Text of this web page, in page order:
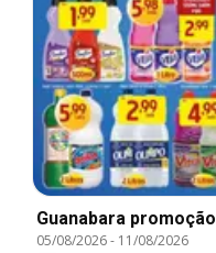
Guanabara promoção
05/08/2026- 11/08/2026